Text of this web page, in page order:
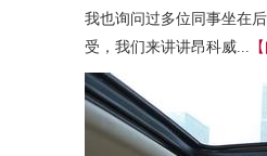
我也询问过多位同事坐在
受，我们来讲讲昂科威...